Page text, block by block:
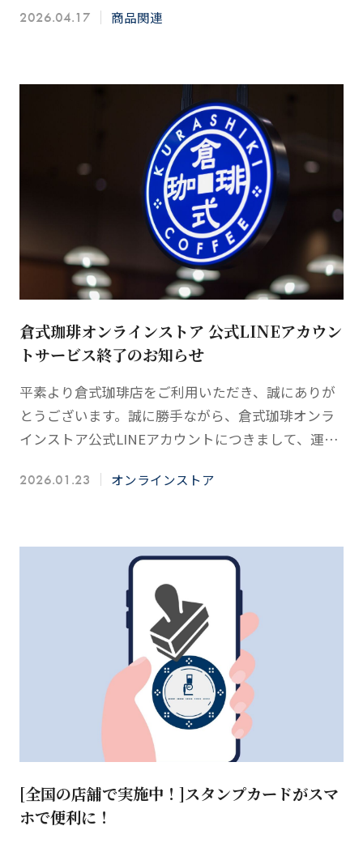
好きにこそ…
2026.04.17 商品関連
倉式珈琲オンラインストア 公式LINEアカウン
トサービス終了のお知らせ
平素より倉式珈琲店をご利用いただき、誠にありが
とうございます。誠に勝手ながら、倉式珈琲オンラ
インストア公式LINEアカウントにつきまして、運用
ントを削…
2026.01.23 オンラインストア
[全国の店舗で実施中！]スタンプカードがスマ
ホで便利に！